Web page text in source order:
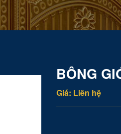
BÔNG
Giá: Liên hệ